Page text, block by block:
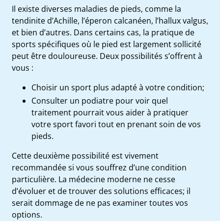
Il existe diverses maladies de pieds, comme la
tendinite d’Achille, l’éperon calcanéen, l’hallux valgus,
et bien d’autres. Dans certains cas, la pratique de
sports spécifiques où le pied est largement sollicité
peut être douloureuse. Deux possibilités s’offrent à
vous :
Choisir un sport plus adapté à votre condition;
Consulter un podiatre pour voir quel
traitement pourrait vous aider à pratiquer
votre sport favori tout en prenant soin de vos
pieds.
Cette deuxième possibilité est vivement
recommandée si vous souffrez d’une condition
particulière. La médecine moderne ne cesse
d’évoluer et de trouver des solutions efficaces; il
serait dommage de ne pas examiner toutes vos
options.